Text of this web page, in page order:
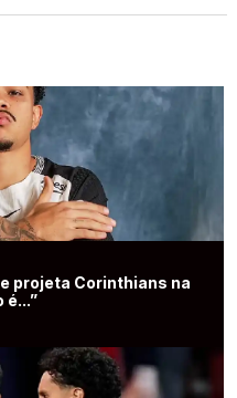
projeta Corinthians na
é...”